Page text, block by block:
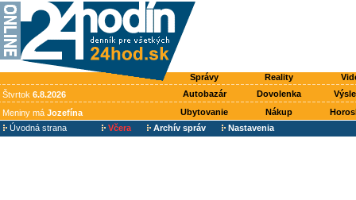
Správy Reality
Štvrtok 6.8.2026 Autobazár Dovolenka
Meniny má Jozefína Ubytovanie Nákup
Úvodná strana
Včera Archív správ Nastavenia